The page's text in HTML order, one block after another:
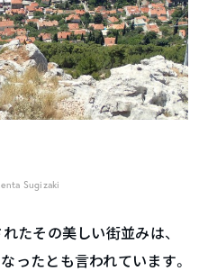
Sugizaki
たその美しい街並みは、
ったとも言われています。